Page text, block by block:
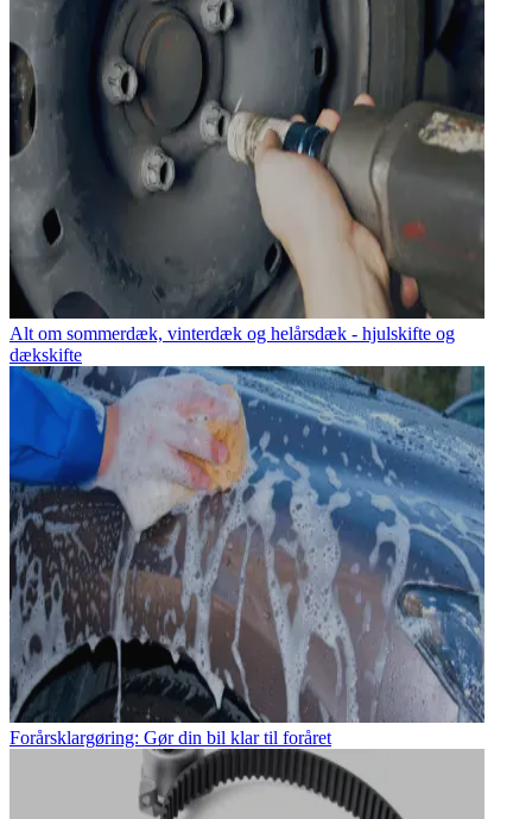
Alt om sommerdæk, vinterdæk og helårsdæk - hjulskifte og
dækskifte
Forårsklargøring: Gør din bil klar til foråret